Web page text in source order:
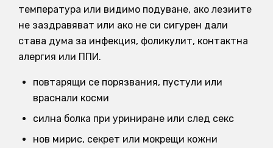
температура или видимо подуване, ако лезиите
не заздравяват или ако не си сигурен дали
става дума за инфекция, фоликулит, контактна
алергия или ППИ.
повтарящи се порязвания, пустули или
враснали косми
силна болка при уриниране или след секс
нов мирис, секрет или мокрещи кожни